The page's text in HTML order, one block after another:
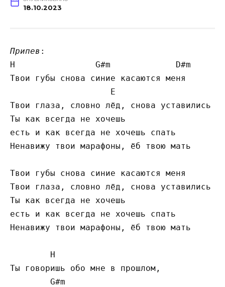
18.10.2023
Припев
H
G#m D#m
Твои губы снова синие касаются меня
E
Твои глаза, словно лёд, снова уставились в
Ты как всегда не хочешь
есть и как всегда не хочешь спать
Ненавижу твои марафоны, ёб твою мать
Твои губы снова синие касаются меня
Твои глаза, словно лёд, снова уставились в
Ты как всегда не хочешь
есть и как всегда не хочешь спать
Ненавижу твои марафоны, ёб твою мать
H
Ты говоришь обо мне в прошлом,
G#m